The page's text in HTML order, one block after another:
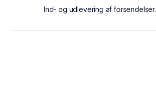
Ind- og udlevering af forsendelser.